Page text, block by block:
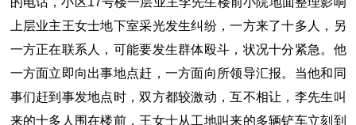
上层业主王女士地下室采光发生纠纷，一方来了十多人，另
一方正在联系人，可能要发生群体殴斗，状况十分紧急。他
一方面立即向出事地点赶，一方面向所领导汇报。当他和同
事们赶到事发地点时，双方都较激动，互不相让，李先生叫
来的十多人围在楼前，王女士从工地叫来的多辆铲车立刻到